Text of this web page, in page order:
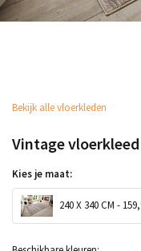
Bekijk alle vloerkleden
Vintage
Kies je maat:
240 X 340 CM -